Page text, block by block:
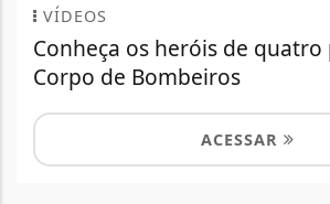
VÍDEOS
Conheça os heróis de quatro
Corpo de Bombeiros
ACESSAR